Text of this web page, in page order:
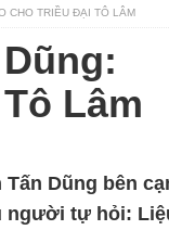
CHO TRIỀU ĐẠI TÔ LÂM
Lâm
Dũng bên
người tự hỏi: